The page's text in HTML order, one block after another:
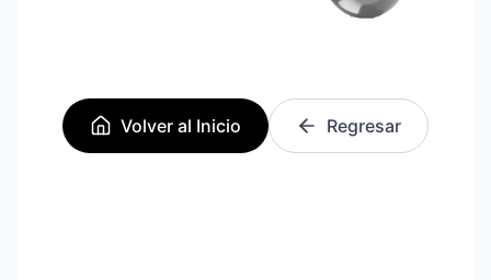
Volver al Inicio Regresar